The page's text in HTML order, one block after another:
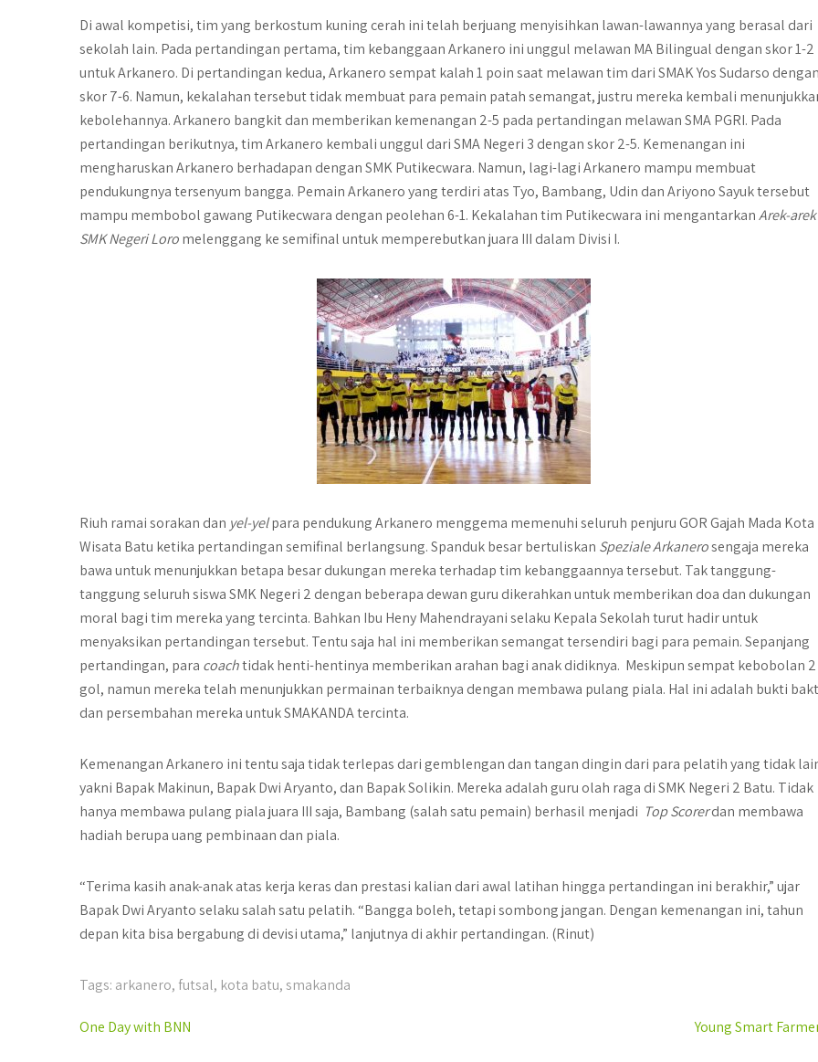
Di awal kompetisi, tim yang berkostum kuning cerah ini telah berjuang menyisihkan lawan-lawannya yang berasal dari
sekolah lain. Pada pertandingan pertama, tim kebanggaan Arkanero ini unggul melawan MA Bilingual dengan skor 1-2
untuk Arkanero. Di pertandingan kedua, Arkanero sempat kalah 1 poin saat melawan tim dari SMAK Yos Sudarso
skor 7-6. Namun, kekalahan tersebut tidak membuat para pemain patah semangat, justru mereka kembali
kebolehannya. Arkanero bangkit dan memberikan kemenangan 2-5 pada pertandingan melawan SMA PGRI. Pada
pertandingan berikutnya, tim Arkanero kembali unggul dari SMA Negeri 3 dengan skor 2-5. Kemenangan ini
mengharuskan Arkanero berhadapan dengan SMK Putikecwara. Namun, lagi-lagi Arkanero mampu membuat
pendukungnya tersenyum bangga. Pemain Arkanero yang terdiri atas Tyo, Bambang, Udin dan Ariyono Sayuk tersebut
mampu membobol gawang Putikecwara dengan peolehan 6-1. Kekalahan tim Putikecwara ini mengantarkanArek-arek
SMK Negeri Loromelenggang ke semifinal untuk memperebutkan juara III dalam Divisi I.
Riuh ramai sorakan dan yel-yelpara pendukung Arkanero menggema memenuhi seluruh penjuru GOR Gajah Mada Kota
Wisata Batu ketika pertandingan semifinal berlangsung. Spanduk besar bertuliskan Speziale Arkanerosengaja mereka
bawa untuk menunjukkan betapa besar dukungan mereka terhadap tim kebanggaannya tersebut. Tak tanggung-
tanggung seluruh siswa SMK Negeri 2 dengan beberapa dewan guru dikerahkan untuk memberikan doa dan dukungan
moral bagi tim mereka yang tercinta. Bahkan Ibu Heny Mahendrayani selaku Kepala Sekolah turut hadir untuk
menyaksikan pertandingan tersebut. Tentu saja hal ini memberikan semangat tersendiri bagi para pemain. Sepanjang
pertandingan, para coachtidak henti-hentinya memberikan arahan bagi anak didiknya. Meskipun sempat kebobolan 2
gol, namun mereka telah menunjukkan permainan terbaiknya dengan membawa pulang piala. Hal ini adalah bukti
dan persembahan mereka untuk SMAKANDA tercinta.
Kemenangan Arkanero ini tentu saja tidak terlepas dari gemblengan dan tangan dingin dari para pelatih yang tidak
yakni Bapak Makinun, Bapak Dwi Aryanto, dan Bapak Solikin. Mereka adalah guru olah raga di SMK Negeri 2 Batu. Tidak
hanya membawa pulang piala juara III saja, Bambang (salah satu pemain) berhasil menjadi Top Scorerdan membawa
hadiah berupa uang pembinaan dan piala.
“Terima kasih anak-anak atas kerja keras dan prestasi kalian dari awal latihan hingga pertandingan ini berakhir,” ujar
Bapak Dwi Aryanto selaku salah satu pelatih. “Bangga boleh, tetapi sombong jangan. Dengan kemenangan ini, tahun
depan kita bisa bergabung di devisi utama,” lanjutnya di akhir pertandingan. (Rinut)
Tags: arkanero, futsal, kota batu,smakanda
Post
One Day with BNN Young Smart